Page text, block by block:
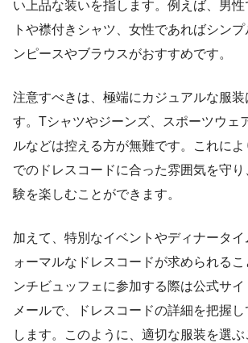
い上品な装いを指します。例えば、男
トや襟付きシャツ、女性であればシン
ンピースやブラウスがおすすめです。
注意すべきは、極端にカジュアルな服
す。Tシャツやジーンズ、スポーツウェ
ルなどは控える方が無難です。これに
でのドレスコードに合った雰囲気を守
験を楽しむことができます。
加えて、特別なイベントやディナータ
ォーマルなドレスコードが求められる
ンチビュッフェに参加する際は公式サ
メールで、ドレスコードの詳細を把握
します。このように、適切な服装を選